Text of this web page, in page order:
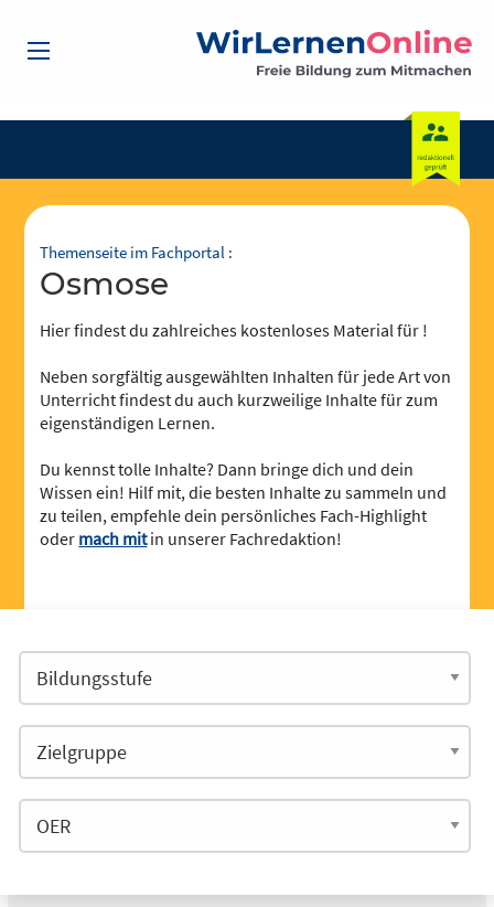
Themenseite im Fachportal :
Osmose
Hier findest du zahlreiches kostenloses Material für !
Neben sorgfältig ausgewählten Inhalten für jede Art von
Unterricht findest du auch kurzweilige Inhalte für zum
eigenständigen Lernen.
Du kennst tolle Inhalte? Dann bringe dich und dein
Wissen ein! Hilf mit, die besten Inhalte zu sammeln und
zu teilen, empfehle dein persönliches Fach-Highlight
oder mach mitin unserer Fachredaktion!